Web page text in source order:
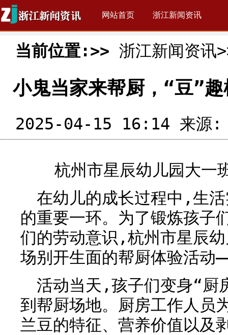
网站首页 浙江新闻资讯
当前位置:>> 浙江新闻资讯
小鬼当家来帮厨，“豆”
2025-04-15 16:14 来源:
杭州市星辰幼儿园大一
在幼儿的成长过程中,生
的重要一环。为了锻炼孩子
们的劳动意识,杭州市星辰
场别开生面的帮厨体验活动
活动当天,孩子们变身“厨
到帮厨场地。厨房工作人员
兰豆的特征、营养价值以及